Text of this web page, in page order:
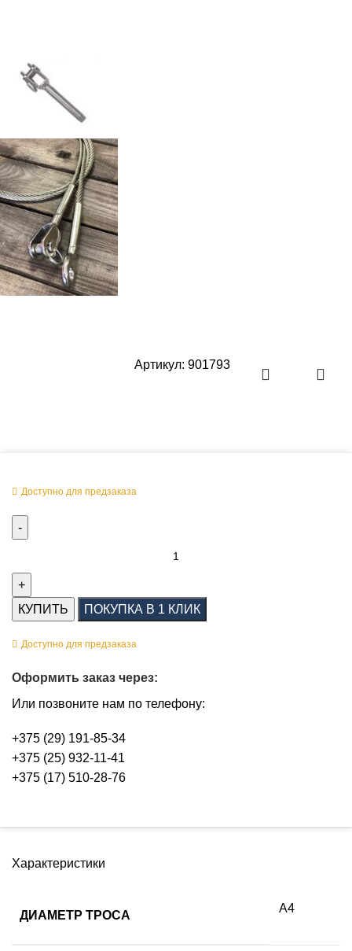
Артикул: 901793
Доступно для предзаказа
КУПИТЬ ПОКУПКА В 1 КЛИК
Доступно для предзаказа
Оформить заказ через:
Или позвоните нам по телефону:
+375 (29) 191-85-34
+375 (25) 932-11-41
+375 (17) 510-28-76
Характеристики
ДИАМЕТР ТРОСА
А4